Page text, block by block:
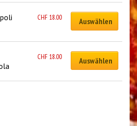
CHF 18.00 Auswählen
CHF 18.00 Auswählen